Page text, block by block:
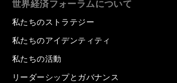
世界経済フォーラムについて
私たちのストラテジー
私たちのアイデンティティ
私たちの活動
リーダーシップとガバナンス